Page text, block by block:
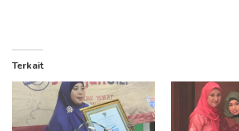
Terkait